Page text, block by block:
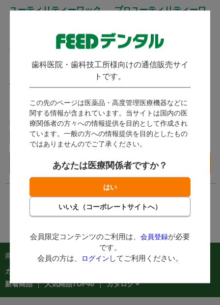
歯科医院・歯科技工所様向けの通信販売サイ
トです。
この先のページは医薬品・高度管理医療機器などに
関する情報が含まれています。当サイトは国内の医
療関係者の方々への情報提供を目的として作成され
ています。一般の方への情報提供を目的としたもの
ではありませんのでご了承ください。
あなたは医療関係者ですか？
会員限定コンテンツのご利用は、 会員登録が必要
です。
会員の方は、
ログイン してご利用ください。
ユーティリティーワック
3件)
G&H ジーアンドエイチ
発送： 即日発送
2,860
（税込）
ポイント付与対象外
数量：
ケース
カートに入れる
プロユーティリティーワ
山八歯材工業 / 応用範囲の広い
万能ワックス。
発送：
即日発送
979
（税込）
ポイント付与対象外
数量：
ケース
カートに入れる
商品を探す：
カテゴリーから探す
新着商品
人気商品TOP40 カタログ